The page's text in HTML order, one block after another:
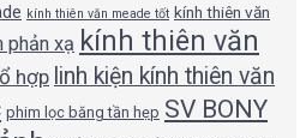
kính thiên văn meade tốt kính thiên văn
phản xạ kính thiên văn
hợp linh kiện kính thiên văn
phim lọc băng tần hẹp SV BONY